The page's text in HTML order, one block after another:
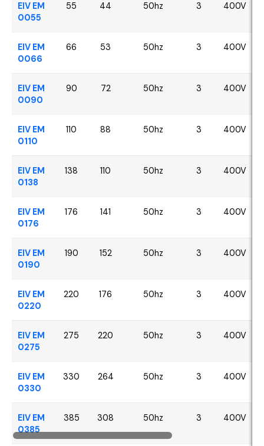
EIV EM
0055
55 44 50hz 3 400V
EIV EM
0066
66 53 50hz 3 400V
EIV EM
0090
90 72 50hz 3 400V
EIV EM
0110
110 88 50hz 3 400V
EIV EM
0138
138 110 50hz 3 400V
EIV EM
0176
176 141 50hz 3 400V
EIV EM
0190
190 152 50hz 3 400V
EIV EM
0220
220 176 50hz 3 400V
EIV EM
0275
275 220 50hz 3 400V
EIV EM
0330
330 264 50hz 3 400V
EIV EM
0385
385 308 50hz 3 400V